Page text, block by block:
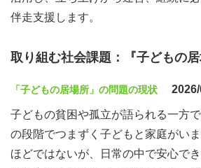
伴走支援します。
取り組む社会課題：『子どもの居
「子どもの居場所」の問題の現状 2026/
子どもの貧困や孤立が語られる一方
の段階でつまずく子どもと家庭がい
ほどではないが、日常の中で安心で